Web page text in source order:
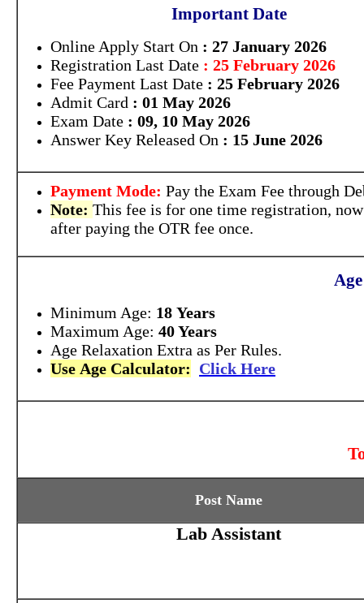
Important Date
Online Apply Start On : 27 January 2026
Registration Last Date : 25 February 2026
Fee Payment Last Date : 25 February 2026
Admit Card : 01 May 2026
Exam Date : 09, 10 May 2026
Answer Key Released On : 15 June 2026
Payment Mode: Pay the Exam Fee through
Note: This fee is for one time registration,
after paying the OTR fee once.
Minimum Age: 18 Years
Maximum Age: 40 Years
Age Relaxation Extra as Per Rules.
Use Age Calculator: Click Here
Post Name
Lab Assistant